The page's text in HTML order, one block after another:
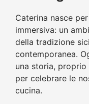
Caterina nasce
immersiva: un
della tradizione
contemporanea.
una storia,
per celebrare le
cucina.